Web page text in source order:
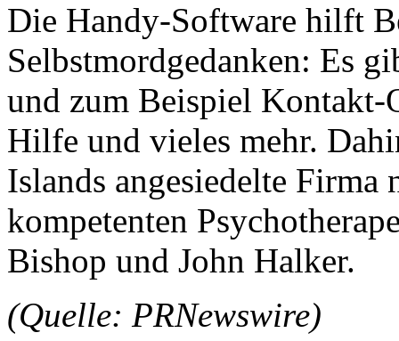
Die Handy-Software hilft
Selbstmordgedanken: Es
und zum Beispiel
Hilfe und vieles mehr.
Islands angesiedelte Firma
kompetenten
Bishop und John Halker.
(Quelle: PRNewswire)